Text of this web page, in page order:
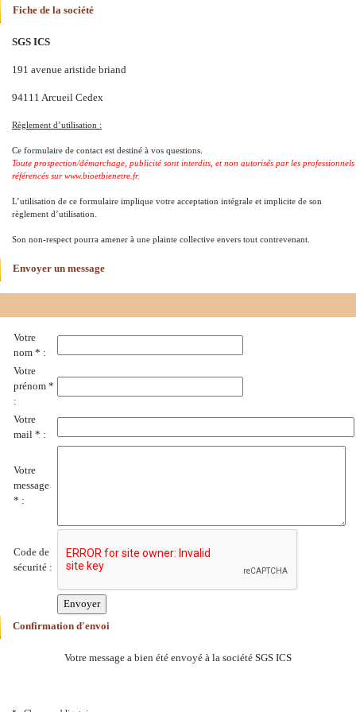
Fiche de la société
SGS ICS
191 avenue aristide briand
94111 Arcueil Cedex
Règlement d’utilisation :
Ce formulaire de contact est destiné à vos questions.
Toute prospection/démarchage, publicité sont interdits, et non autorisés par les professionnels
référencés sur www.bioetbienetre.fr.
L’utilisation de ce formulaire implique votre acceptation intégrale et implicite de son
règlement d’utilisation.
Son non-respect pourra amener à une plainte collective envers tout contrevenant.
Envoyer un message
Votre
nom * :
Votre
prénom *
:
Votre
mail * :
Votre
message
* :
Code de
sécurité :
Confirmation d'envoi
Votre message a bien été envoyé à la société SGS ICS